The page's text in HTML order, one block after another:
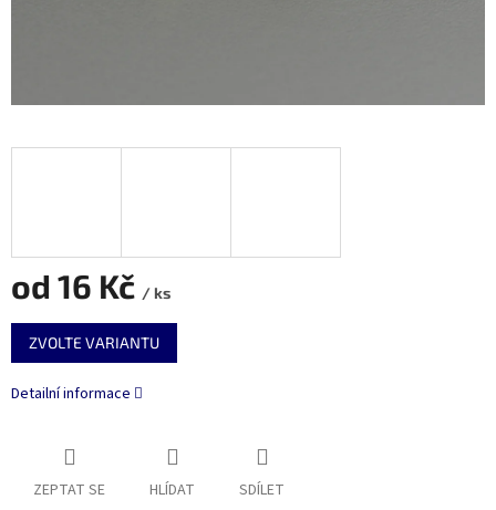
od 16 Kč / ks
Měrná
cena:
ZVOLTE VARIANTU
Detailní informace
ZEPTAT SE HLÍDAT SDÍLET